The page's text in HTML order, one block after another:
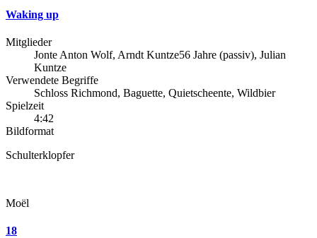
Waking up
Mitglieder
Jonte Anton Wolf, Arndt Kuntze56 Jahre (passiv), Julian
Kuntze
Verwendete Begriffe
Schloss Richmond, Baguette, Quietscheente, Wildbier
Spielzeit
4:42
Bildformat
Schulterklopfer
Moël
18